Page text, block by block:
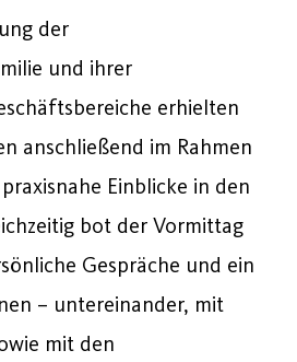
der
und ihrer
erhielten
anschließend im Rahmen
Einblicke in den
bot der Vormittag
Gespräche und ein
– untereinander, mit
mit den